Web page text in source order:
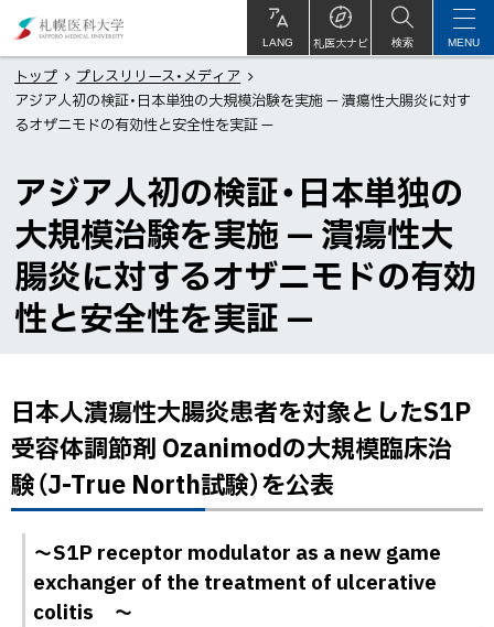
文
へ
医
科
大
学
LANG 札医大ナビ
サ
イ
検索 MENU
トップ
プレスリリース・メディア
アジア人初の検証・日本単独の大規模治験を実施 — 潰瘍性大腸炎に対す
るオザニモドの有効性と安全性を実証 —
アジア人初の検証・日本単独の
大規模治験を実施 — 潰瘍性大
腸炎に対するオザニモドの有効
性と安全性を実証 —
ペ
ー
ジ
内
日本人潰
瘍性大腸
日本人潰瘍性大腸炎患者を対象としたS1P
受容体調節剤 Ozanimodの大規模臨床治
験（J-True North試験）を公表
～S1P receptor modulator as a new game
exchanger of the treatment of ulcerative
colitis ～